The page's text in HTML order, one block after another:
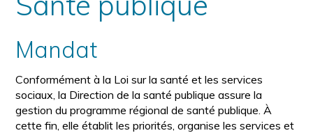
Mandat
Conformément à la Loi sur la santé et les services
sociaux, la Direction de la santé publique assure la
gestion du programme régional de santé publique. À
cette fin, elle établit les priorités, organise les services et